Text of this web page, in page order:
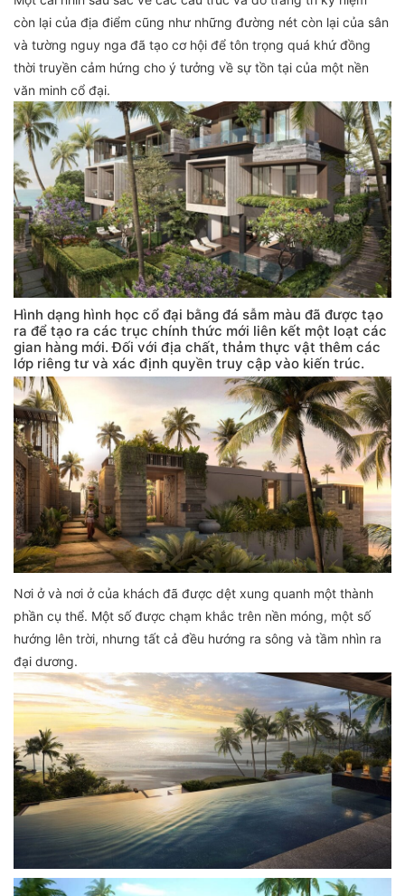
còn lại của địa điểm cũng như những đường nét còn lại của sân
và tường nguy nga đã tạo cơ hội để tôn trọng quá khứ đồng
thời truyền cảm hứng cho ý tưởng về sự tồn tại của một nền
văn minh cổ đại.
Hình dạng hình học cổ đại bằng đá sẫm màu đã được tạo
ra để tạo ra các trục chính thức mới liên kết một loạt các
gian hàng mới. Đối với địa chất, thảm thực vật thêm các
lớp riêng tư và xác định quyền truy cập vào kiến ​​trúc.
Nơi ở và nơi ở của khách đã được dệt xung quanh một thành
phần cụ thể. Một số được chạm khắc trên nền móng, một số
hướng lên trời, nhưng tất cả đều hướng ra sông và tầm nhìn ra
đại dương.